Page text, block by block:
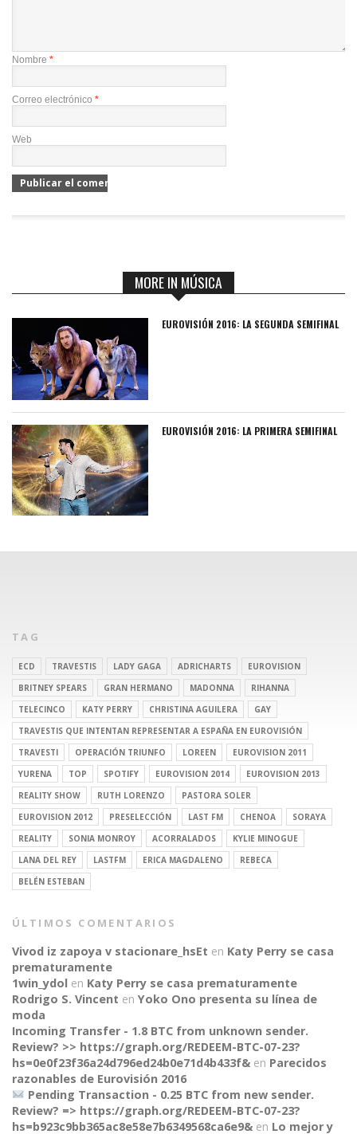
CONNECT
Nombre *
Correo electrónico *
Web
MORE IN MÚSICA
EUROVISIÓN 2016: LA SEGUNDA SEMIFINAL
EUROVISIÓN 2016: LA PRIMERA SEMIFINAL
TAG
ECD TRAVESTIS LADY GAGA ADRICHARTS
EUROVISION
BRITNEY SPEARS
GRAN HERMANO MADONNA
RIHANNA
TELECINCO
KATY PERRY CHRISTINA AGUILERA
GAY
TRAVESTIS QUE INTENTAN REPRESENTAR A ESPAÑA EN EUROVISIÓN
TRAVESTI
OPERACIÓN TRIUNFO LOREEN
EUROVISION 2011
YURENA
TOP SPOTIFY EUROVISION 2014
EUROVISION 2013
REALITY SHOW
RUTH LORENZO
PASTORA SOLER
EUROVISION 2012
PRESELECCIÓN LAST FM CHENOA
SORAYA
REALITY
SONIA MONROY ACORRALADOS
KYLIE MINOGUE
LANA DEL REY
LASTFM ERICA MAGDALENO
REBECA
BELÉN ESTEBAN
ÚLTIMOS COMENTARIOS
Vivod iz zapoya v stacionare_hsEt en Katy Perry se casa
prematuramente
1win_ydol en Katy Perry se casa prematuramente
Rodrigo S. Vincent en Yoko Ono presenta su línea de
moda
Incoming Transfer - 1.8 BTC from unknown sender.
Review? >> https://graph.org/REDEEM-BTC-07-23?
hs=0e0f23f36a24d796ed24b0e71d4b433f& en Parecidos
razonables de Eurovisión 2016
Pending Transaction - 0.25 BTC from new sender.
Review? => https://graph.org/REDEEM-BTC-07-23?
hs=b923c9bb365ac8e58e7b6349568ca6e9& en Lo mejor y